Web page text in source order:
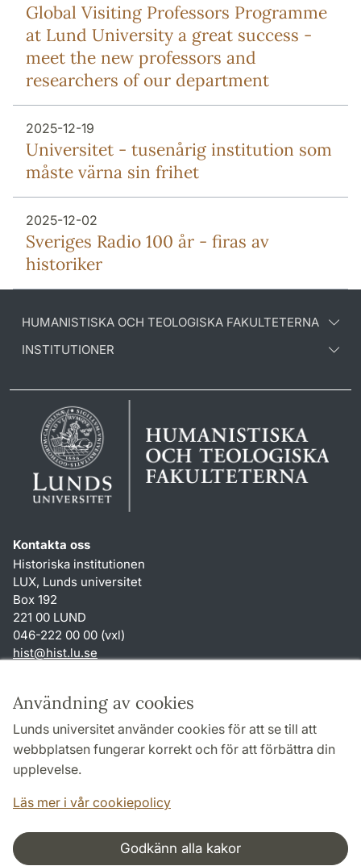
Användning av cookies
Lunds universitet använder cookies för att se till att
webbplatsen fungerar korrekt och för att förbättra din
upplevelse.
Läs mer i vår cookiepolicy
Godkänn alla kakor
Global Visiting Professors Programme
at Lund University a great success -
meet the new professors and
researchers of our department
2025-12-19
Universitet - tusenårig institution som
måste värna sin frihet
2025-12-02
Sveriges Radio 100 år - firas av
historiker
HUMANISTISKA OCH TEOLOGISKA FAKULTETERNA
INSTITUTIONER
Kontakta oss
Historiska institutionen
LUX, Lunds universitet
Box 192
221 00 LUND
046-222 00 00 (vxl)
hist@hist.lu.se
Genvägar
Om webbplatsen och cookies
Behandling av personuppgifter
Tillgänglighetsredogörelse